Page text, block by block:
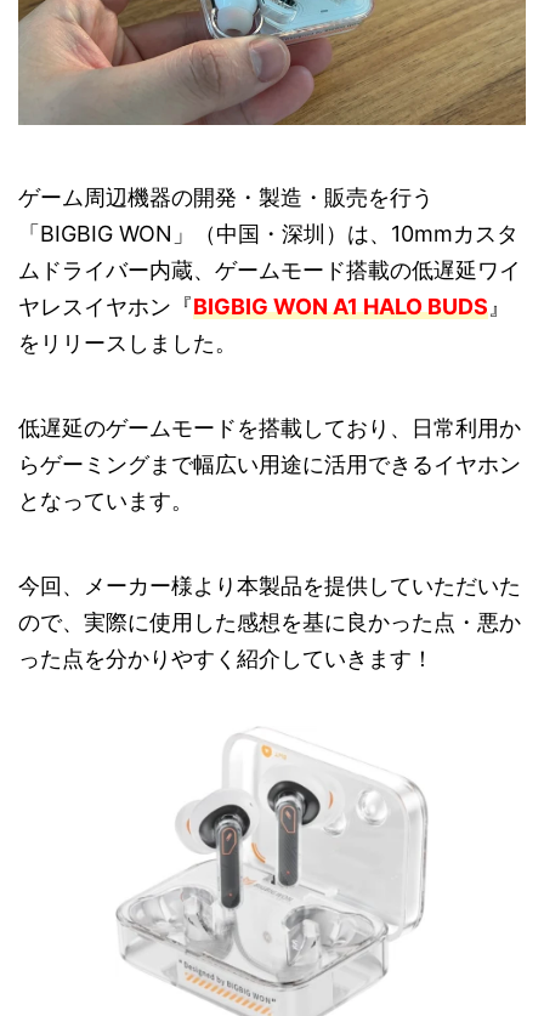
ゲーム周辺機器の開発・製造・販売を行う
「BIGBIG WON」（中国・深圳）は、10mmカスタ
ムドライバー内蔵、ゲームモード搭載の低遅延ワイ
ヤレスイヤホン『BIGBIG WON A1 HALO BUDS』
をリリースしました。
低遅延のゲームモードを搭載しており、日常利用か
らゲーミングまで幅広い用途に活用できるイヤホン
となっています。
今回、メーカー様より本製品を提供していただいた
ので、実際に使用した感想を基に良かった点・悪か
った点を分かりやすく紹介していきます！